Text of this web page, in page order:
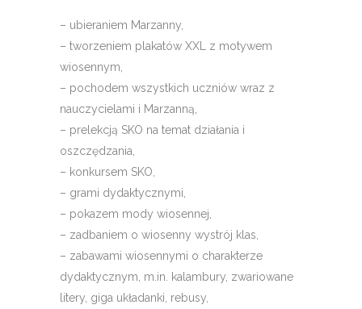
– ubieraniem Marzanny,
– tworzeniem plakatów XXL z motywem
wiosennym,
– pochodem wszystkich uczniów wraz z
nauczycielami i Marzanną,
– prelekcją SKO na temat działania i
oszczędzania,
– konkursem SKO,
– grami dydaktycznymi,
– pokazem mody wiosennej,
– zadbaniem o wiosenny wystrój klas,
– zabawami wiosennymi o charakterze
dydaktycznym, m.in. kalambury, zwariowane
litery, giga układanki, rebusy,